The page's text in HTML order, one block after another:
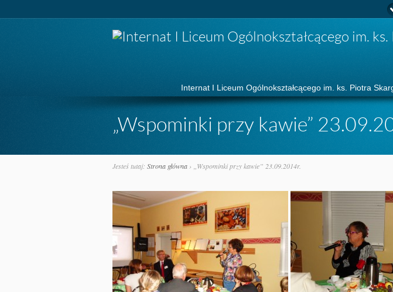
Idź do:
Internat I Liceum Ogólnokształcącego im. ks. Piotra
„Wspominki przy kawie”
Jesteś tutaj: Strona główna › „Wspominki przy kawie” 23.09.2014r.